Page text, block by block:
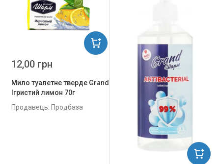
Мило туалетне тверде Grand Шарм
Ігристий лимон 70г
Продавець: Продбаза
12,00 грн